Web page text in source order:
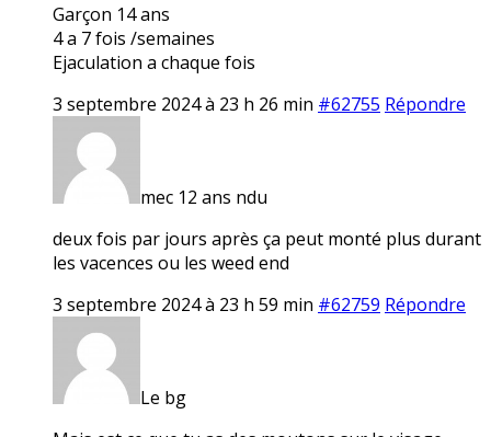
Garçon 14 ans
4 a 7 fois /semaines
Ejaculation a chaque fois
3 septembre 2024 à 23 h 26 min #62755 Répondre
mec 12 ans ndu
deux fois par jours après ça peut monté plus durant
les vacences ou les weed end
3 septembre 2024 à 23 h 59 min #62759 Répondre
Le bg